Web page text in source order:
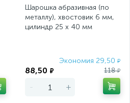
Шарошка абразивная (по
металлу), хвостовик 6 мм,
цилиндр 25 х 40 мм
Экономия 29,50 ₽
88,50 ₽ 118₽
- +